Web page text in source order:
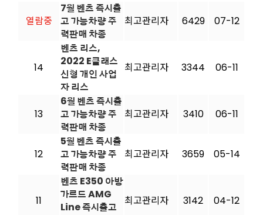
열람중
7월 벤츠 즉시출
고 가능차량 주
력판매 차종
최고관리자 6429 07-12
14
벤츠 리스,
2022 E클래스
신형 개인 사업
자 리스
최고관리자 3344 06-11
13
6월 벤츠 즉시출
고 가능차량 주
력판매 차종
최고관리자 3410 06-11
12
5월 벤츠 즉시출
고 가능차량 주
력판매 차종
최고관리자 3659 05-14
11
벤츠 E350 아방
가르드 AMG
Line 즉시출고
최고관리자 3142 04-12